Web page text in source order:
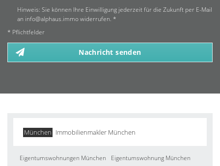
Hinweis: Sie können Ihre Einwilligung jederzeit für die Zukunft per E-Mail
an info@alphaus.immo widerrufen. *
* Pflichtfelder
Nachricht senden
München Immobilienmakler München
Eigentumswohnungen München
Eigentumswohnung München